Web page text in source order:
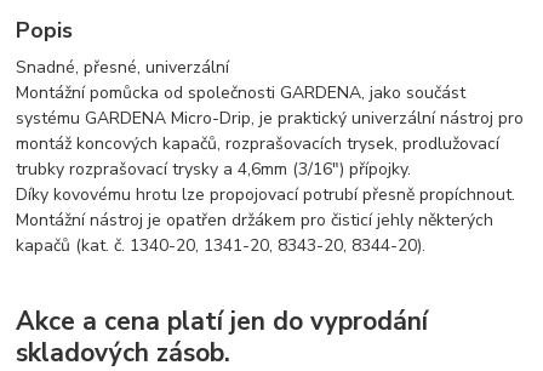
Popis
Snadné, přesné, univerzální
Montážní pomůcka od společnosti GARDENA, jako součást
systému GARDENA Micro-Drip, je praktický univerzální nástroj pro
montáž koncových kapačů, rozprašovacích trysek, prodlužovací
trubky rozprašovací trysky a 4,6mm (3/16") přípojky.
Díky kovovému hrotu lze propojovací potrubí přesně propíchnout.
Montážní nástroj je opatřen držákem pro čisticí jehly některých
kapačů (kat. č. 1340-20, 1341-20, 8343-20, 8344-20).
Akce a cena platí jen do vyprodání
skladových zásob.